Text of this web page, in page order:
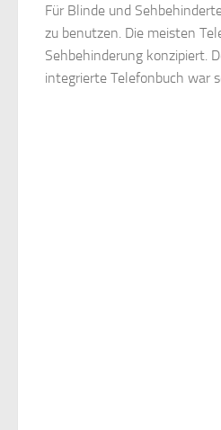
Für Blinde und
zu benutzen. Die meisten
Sehbehinderung konzipiert.
integrierte Telefonbuch war